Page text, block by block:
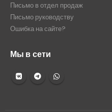
Письмо в отдел продаж
Письмо руководству
Ошибка на сайте?
Мы в сети